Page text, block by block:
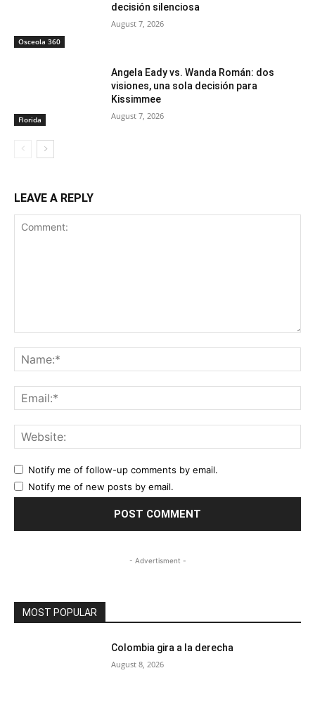
Osceola 360
decisión silenciosa
August 7, 2026
Florida
Angela Eady vs. Wanda Román: dos
visiones, una sola decisión para
Kissimmee
August 7, 2026
LEAVE A REPLY
Notify me of follow-up comments by email.
Notify me of new posts by email.
- Advertisment -
MOST POPULAR
Colombia gira a la derecha
August 8, 2026